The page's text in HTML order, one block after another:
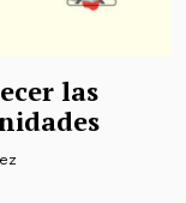
las